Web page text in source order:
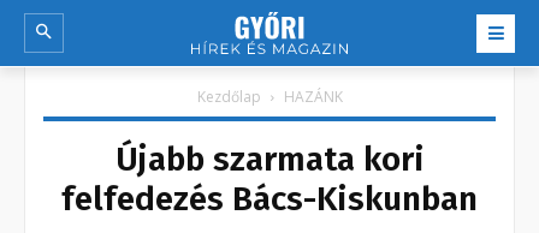
Kezdőlap HAZÁNK
Újabb szarmata kori
felfedezés Bács-Kiskunban